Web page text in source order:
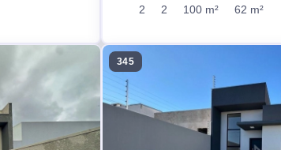
2 2 100 m² 62 m²
345